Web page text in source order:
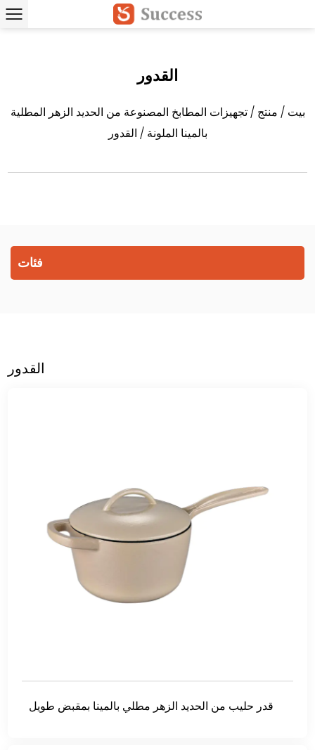
القدور
بيت / منتج /تجهيزات المطابخ المصنوعة من الحديد الزهر المطلية
بالمينا الملونة / القدور
فئات
القدور
قدر حليب من الحديد الزهر مطلي بالمينا بمقبض طويل